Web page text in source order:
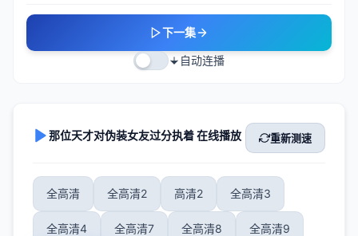
下一集
自动连播
那位天才对伪装女友过分执着 在线播放 重新测速
全高清 全高清2 高清2 全高清3
全高清4 全高清7 全高清8 全高清9